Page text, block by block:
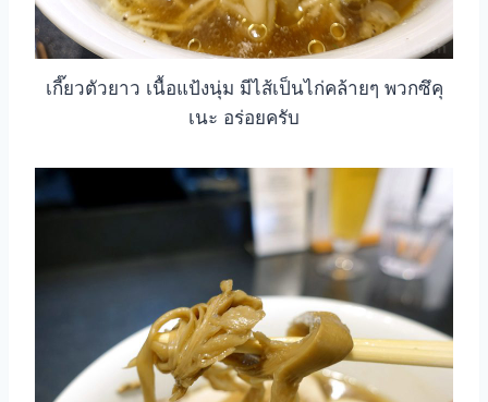
เกี๊ยวตัวยาว เนื้อแป้งนุ่ม มีไส้เป็นไก่คล้ายๆ พวกซึคุ
เนะ อร่อยครับ